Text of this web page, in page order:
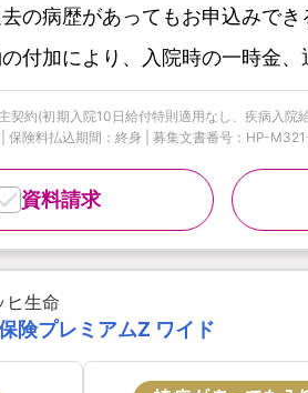
の病歴があってもお申込みでき
付加により、入院時の一時金
契約(初期入院10日給付特則適用なし、疾病入
| 保険料払込期間：終身 | 募集文書番号：HP-
資料請求
ヒ生命
険プレミアムZ ワイド